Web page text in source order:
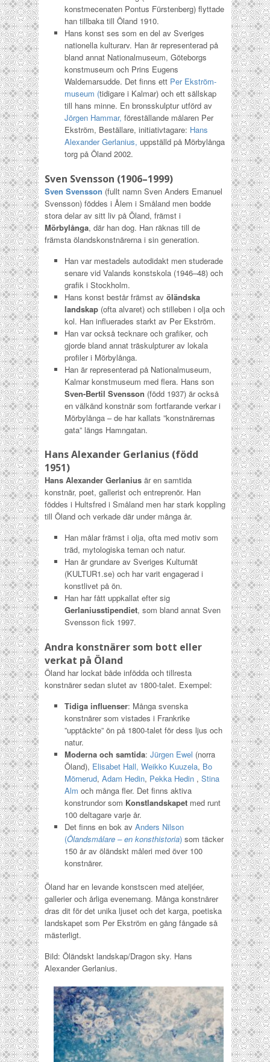
konstmecenaten Pontus Fürstenberg) flyttade
han tillbaka till Öland 1910.
Hans konst ses som en del av Sveriges
nationella kulturarv. Han är representerad på
bland annat Nationalmuseum, Göteborgs
konstmuseum och Prins Eugens
Waldemarsudde. Det finns ett Per Ekström-
museum (tidigare i Kalmar) och ett sällskap
till hans minne. En bronsskulptur utförd av
Jörgen Hammar, föreställande målaren Per
Ekström, Beställare, initiativtagare: Hans
Alexander Gerlanius, uppställd på Mörbylånga
torg på Öland 2002.
Sven Svensson (1906–1999)
Sven Svensson (fullt namn Sven Anders Emanuel
Svensson) föddes i Ålem i Småland men bodde
stora delar av sitt liv på Öland, främst i
Mörbylånga, där han dog. Han räknas till de
främsta ölandskonstnärerna i sin generation.
Han var mestadels autodidakt men studerade
senare vid Valands konstskola (1946–48) och
grafik i Stockholm.
Hans konst består främst av öländska
landskap(ofta alvaret) och stilleben i olja och
kol. Han influerades starkt av Per Ekström.
Han var också tecknare och grafiker, och
gjorde bland annat träskulpturer av lokala
profiler i Mörbylånga.
Han är representerad på Nationalmuseum,
Kalmar konstmuseum med flera. Hans son
Sven-Bertil Svensson (född 1937) är också
en välkänd konstnär som fortfarande verkar i
Mörbylånga – de har kallats ”konstnärernas
gata” längs Hamngatan.
Hans Alexander Gerlanius (född
1951)
Hans Alexander Gerlanius är en samtida
konstnär, poet, gallerist och entreprenör. Han
föddes i Hultsfred i Småland men har stark koppling
till Öland och verkade där under många år.
Han målar främst i olja, ofta med motiv som
träd, mytologiska teman och natur.
Han är grundare av Sveriges Kulturnät
(KULTUR1.se) och har varit engagerad i
konstlivet på ön.
Han har fått uppkallat efter sig
Gerlaniusstipendiet, som bland annat Sven
Svensson fick 1997.
Andra konstnärer som bott eller
verkat på Öland
Öland har lockat både infödda och tillresta
konstnärer sedan slutet av 1800-talet. Exempel:
Tidiga influenser: Många svenska
konstnärer som vistades i Frankrike
”upptäckte” ön på 1800-talet för dess ljus och
natur.
Moderna och samtida: Jürgen Ewel (norra
Öland), Elisabet Hall, Weikko Kuuzela, Bo
Mörnerud, Adam Hedin, Pekka Hedin, Stina
Alm och många fler. Det finns aktiva
konstrundor som Konstlandskapetmed runt
100 deltagare varje år.
Det finns en bok av Anders Nilson
(Ölandsmålare – en konsthistoria)som täcker
150 år av öländskt måleri med över 100
konstnärer.
Öland har en levande konstscen med ateljéer,
gallerier och årliga evenemang. Många konstnärer
dras dit för det unika ljuset och det karga, poetiska
landskapet som Per Ekström en gång fångade så
mästerligt.
Bild: Öländskt landskap/Dragon sky. Hans
Alexander Gerlanius.